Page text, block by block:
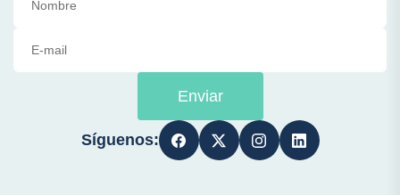
Enviar
Síguenos: